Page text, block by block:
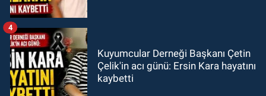
Kuyumcular Derneği Başkanı Çetin
Çelik'in acı günü: Ersin Kara hayatını
kaybetti
4